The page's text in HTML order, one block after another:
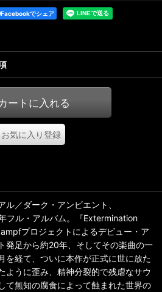
Facebookでシェア
ートに入れる
お気に入り登録
／ダーク・アンビエント、
フル・アルバム。『Extermination
プロジェクトによるデビュー・ア
発足から約20年、そしてその楽曲の一
を経て、ついに本作が正式に世に放た
ように歪み、精神分裂的で残虐なサウ
て無知の腐食によって蝕まれた世界の